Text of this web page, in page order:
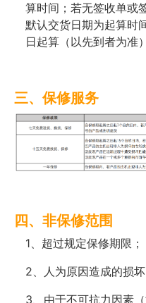
算时间；若无签收单或
默认交货日期为起算时
日起算（以先到者为准）
三、保修服务
四、非保修范围
1、超过规定保修期限；
2、人为原因造成的损坏
3、由于不可抗力因素